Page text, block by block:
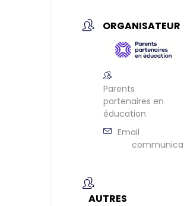
ORGANISATEUR
Parents
partenaires en
éducation
Email
AUTRES